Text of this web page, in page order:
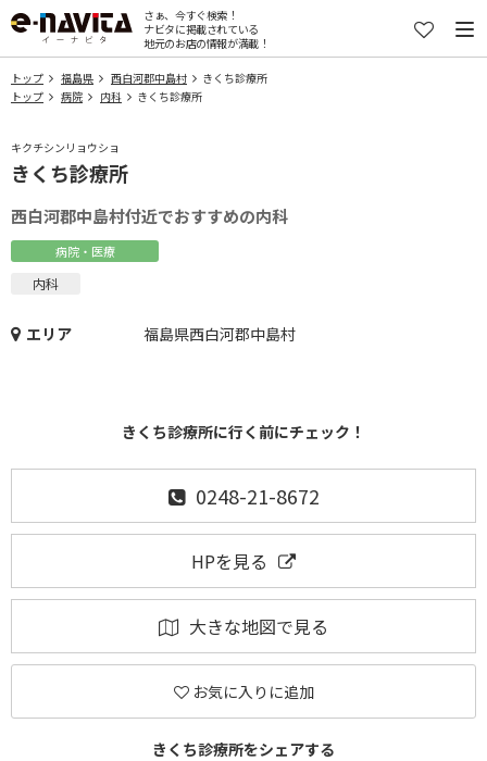
さぁ、今すぐ検索！
ナビタに掲載されている
地元のお店の情報が満載！
トップ 福島県 西白河郡中島村
きくち診療所
トップ
病院 内科 きくち診療所
キクチシンリョウショ
きくち診療所
西白河郡中島村付近でおすすめの内科
病院・医療
内科
エリア 福島県西白河郡中島村
きくち診療所に行く前にチェック！
0248-21-8672
HPを見る
大きな地図で見る
お気に入りに追加
きくち診療所をシェアする